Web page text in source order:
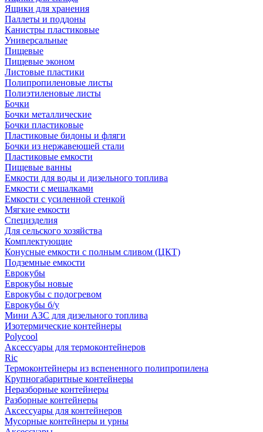
Ящики для хранения
Паллеты и поддоны
Канистры пластиковые
Универсальные
Пищевые
Пищевые эконом
Листовые пластики
Полипропиленовые листы
Полиэтиленовые листы
Бочки
Бочки металлические
Бочки пластиковые
Пластиковые бидоны и фляги
Бочки из нержавеющей стали
Пластиковые емкости
Пищевые ванны
Емкости для воды и дизельного топлива
Емкости с мешалками
Емкости с усиленной стенкой
Мягкие емкости
Специзделия
Для сельского хозяйства
Комплектующие
Конусные емкости с полным сливом (ЦКТ)
Подземные емкости
Еврокубы
Еврокубы новые
Еврокубы с подогревом
Еврокубы б/у
Мини АЗС для дизельного топлива
Изотермические контейнеры
Polycool
Аксессуары для термоконтейнеров
Ric
Термоконтейнеры из вспененного полипропилена
Крупногабаритные контейнеры
Неразборные контейнеры
Разборные контейнеры
Аксессуары для контейнеров
Мусорные контейнеры и урны